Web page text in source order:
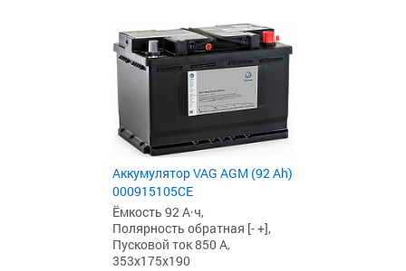
Аккумулятор VAG AGM (92 Ah)
000915105CE
Ёмкость 92 А·ч,
Полярность обратная [- +],
Пусковой ток 850 А,
353x175x190